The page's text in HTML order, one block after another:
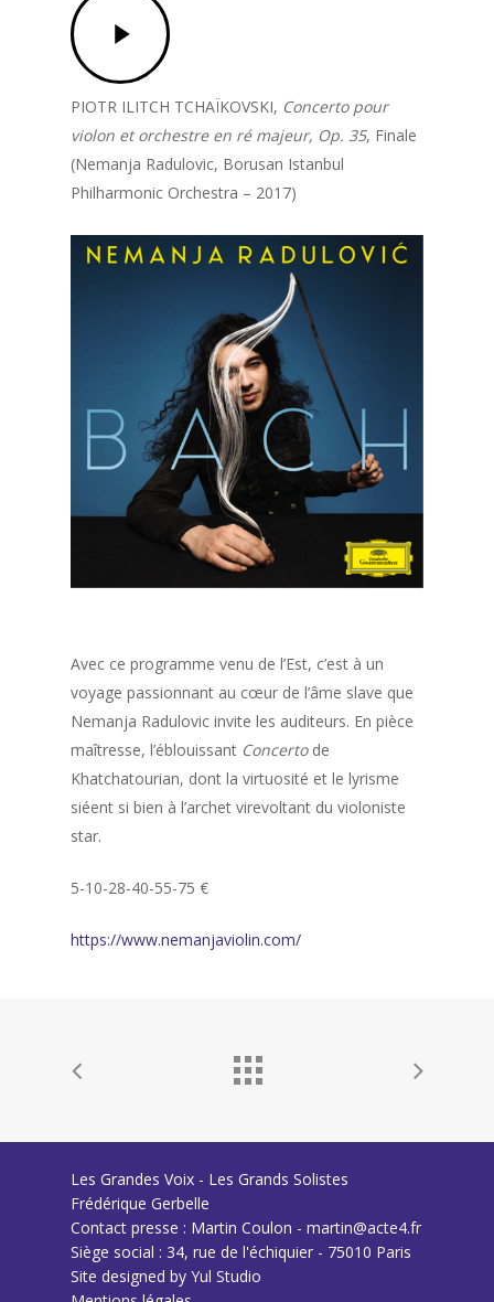
Video
PIOTR ILITCH TCHAÏKOVSKI, Concerto pour
violon et orchestre en ré majeur, Op. 35, Finale
(Nemanja Radulovic, Borusan Istanbul
Philharmonic Orchestra – 2017)
Avec ce programme venu de l’Est, c’est à un
voyage passionnant au cœur de l’âme slave que
Nemanja Radulovic invite les auditeurs. En pièce
maîtresse, l’éblouissant Concertode
Khatchatourian, dont la virtuosité et le lyrisme
siéent si bien à l’archet virevoltant du violoniste
star.
5-10-28-40-55-75 €
https://www.nemanjaviolin.com/
Les Grandes Voix - Les Grands Solistes
Frédérique Gerbelle
Contact presse : Martin Coulon - martin@acte4.fr
Siège social : 34, rue de l'échiquier - 75010 Paris
Site designed by Yul Studio